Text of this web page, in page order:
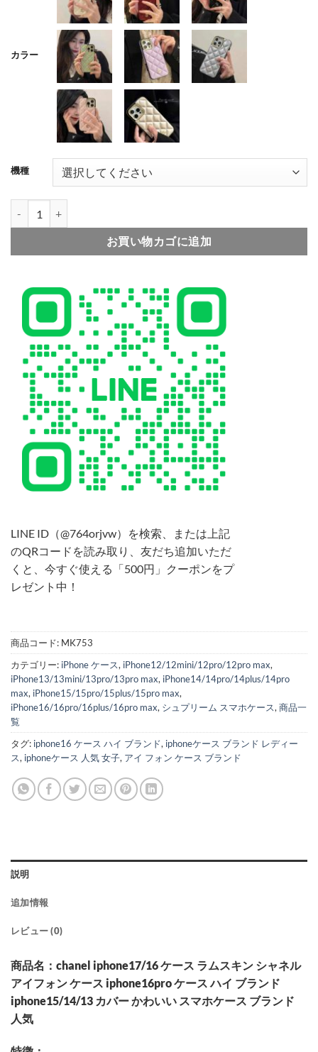
カラー 001 002 003
004 005
007 008
機種
お買い物カゴに追加
LINE ID（@764orjvw）を検索、または上記
のQRコードを読み取り、友だち追加いただ
くと、今すぐ使える「500円」クーポンをプ
レゼント中！
商品コード: MK753
カテゴリー: iPhone ケース, iPhone12/12mini/12pro/12pro max,
iPhone13/13mini/13pro/13pro max, iPhone14/14pro/14plus/14pro
max, iPhone15/15pro/15plus/15pro max,
iPhone16/16pro/16plus/16pro max, シュプリーム スマホケース, 商品一
覧
タグ: iphone16 ケース ハイ ブランド, iphoneケース ブランド レディー
ス, iphoneケース 人気 女子, アイ フォン ケース ブランド
説明
追加情報
レビュー (0)
商品名：chanel iphone17/16 ケース ラムスキン シャネル
アイフォン ケース iphone16pro ケース ハイ ブランド
iphone15/14/13 カバー かわいい スマホケース ブランド
人気